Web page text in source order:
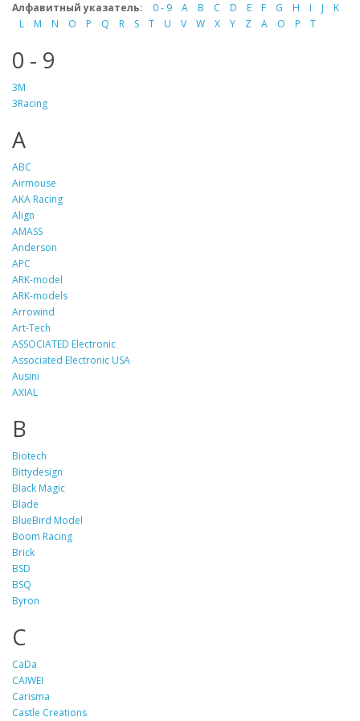
Алфавитный указатель: 0 - 9 A B C D E F G H I J
K
L
M N O P Q R S T U V W X Y Z А О Р Т
0 - 9
3M
3Racing
A
ABC
Airmouse
AKA Racing
Align
AMASS
Anderson
APC
ARK-model
ARK-models
Arrowind
Art-Tech
ASSOCIATED Electronic
Associated Electronic USA
Ausini
AXIAL
B
Biotech
Bittydesign
Black Magic
Blade
BlueBird Model
Boom Racing
Brick
BSD
BSQ
Byron
C
CaDa
CAIWEI
Carisma
Castle Creations